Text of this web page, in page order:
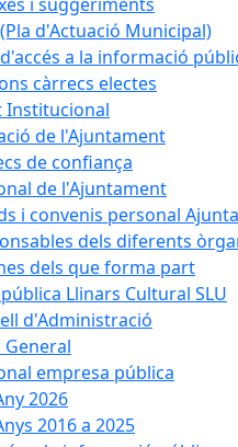
d'Actuació Municipal)
a la informació
càrrecs electes
de l'Ajuntament
de confiança
de l'Ajuntament
i convenis personal
dels diferents
dels que forma part
Llinars Cultural SLU
d'Administració
General
empresa pública
2026
2016 a 2025